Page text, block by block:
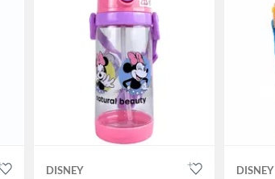
DISNEY DISNEY